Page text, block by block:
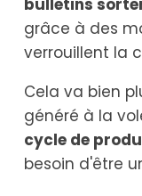
bulletins
grâce à des
verrouillent la
Cela va bien
généré à la
cycle de
besoin d'être